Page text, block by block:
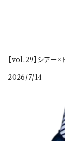
【vol.29】シアー×
2026/7/14